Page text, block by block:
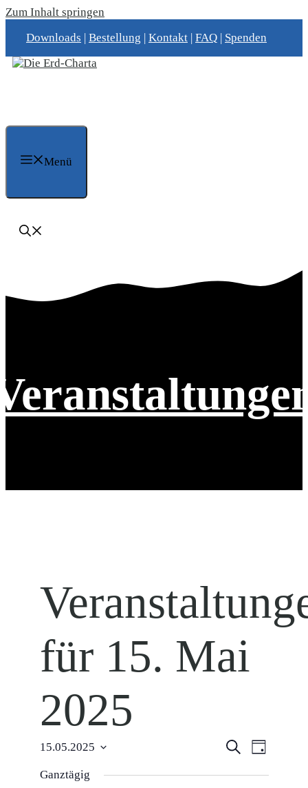
Zum Inhalt springen
Downloads | Bestellung | Kontakt | FAQ | Spenden
Menü
für 15. Mai
2025
Suche
Suche
Tag
15.05.2025
wählen.
Ganztägig